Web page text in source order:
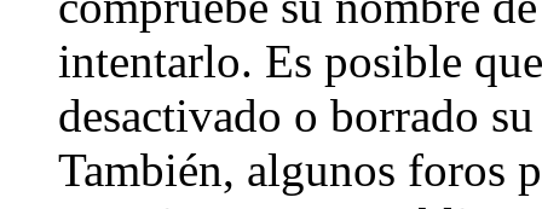
intentarlo. Es posible
desactivado o borrado
También, algunos foros